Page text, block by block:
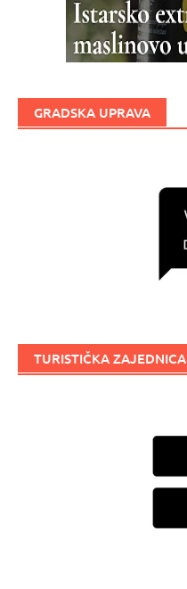
GRADSKA UPRAVA
TURISTIČKA ZAJEDNICA